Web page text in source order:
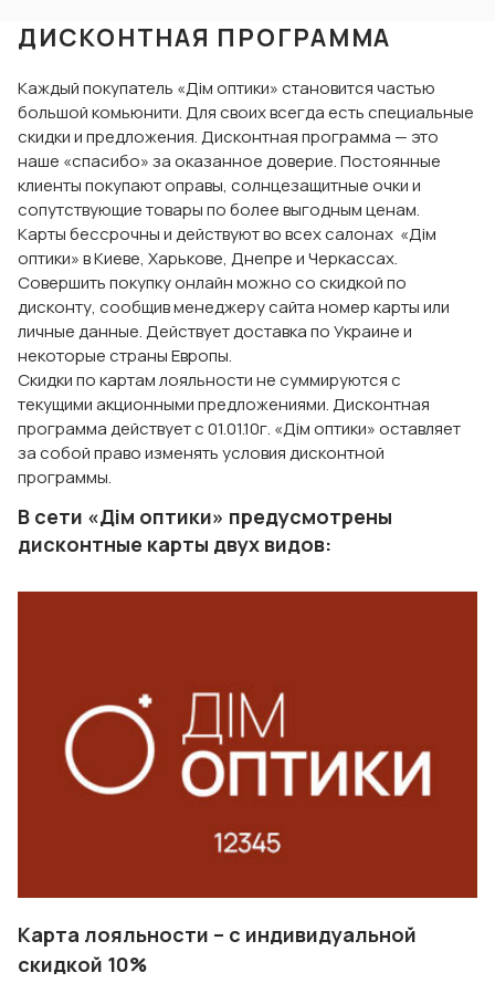
ДИСКОНТНАЯ ПРОГРАММА
Каждый покупатель «Дім оптики» становится частью
большой комьюнити. Для своих всегда есть специальные
скидки и предложения. Дисконтная программа — это
наше «спасибо» за оказанное доверие. Постоянные
клиенты покупают оправы, солнцезащитные очки и
сопутствующие товары по более выгодным ценам.
Карты бессрочны и действуют во всех салонах «Дім
оптики» в Киеве, Харькове, Днепре и Черкассах.
Совершить покупку онлайн можно со скидкой по
дисконту, сообщив менеджеру сайта номер карты или
личные данные. Действует доставка по Украине и
некоторые страны Европы.
Скидки по картам лояльности не суммируются с
текущими акционными предложениями. Дисконтная
программа действует с 01.01.10г. «Дім оптики» оставляет
за собой право изменять условия дисконтной
программы.
В сети «Дім оптики» предусмотрены
дисконтные карты двух видов:
Карта лояльности – с индивидуальной
скидкой 10%